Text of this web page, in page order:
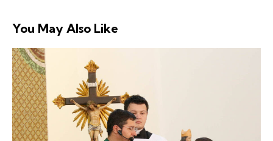
You May Also Like